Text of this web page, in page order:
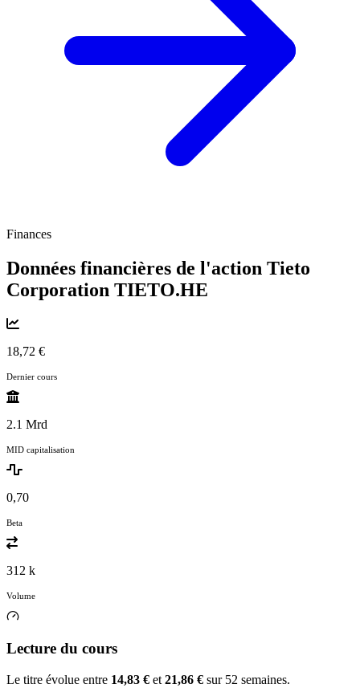
Finances
Données financières de l'action Tieto
Corporation TIETO.HE
18,72 €
Dernier cours
2.1 Mrd
MID capitalisation
0,70
Beta
312 k
Volume
Lecture du cours
Le titre évolue entre 14,83 € et 21,86 € sur 52 semaines.